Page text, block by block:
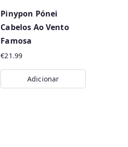
Pinypon Pónei
Cabelos Ao Vento
Famosa
€21.99
Adicionar